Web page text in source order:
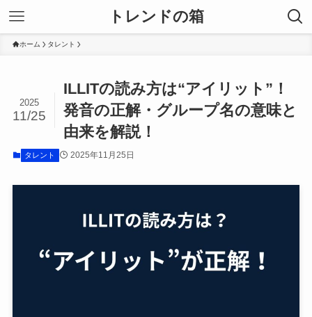
トレンドの箱
ホーム タレント
ILLITの読み方は“アイリット”！
発音の正解・グループ名の意味と
由来を解説！
2025
11/25
タレント 2025年11月25日